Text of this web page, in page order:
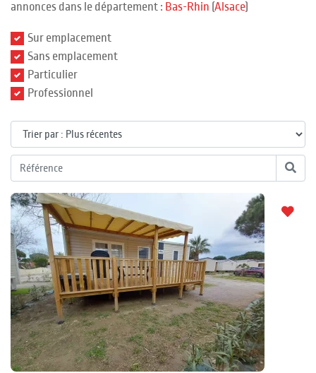
annonces dans le département : Bas-Rhin (Alsace)
Sur emplacement
Sans emplacement
Particulier
Professionnel